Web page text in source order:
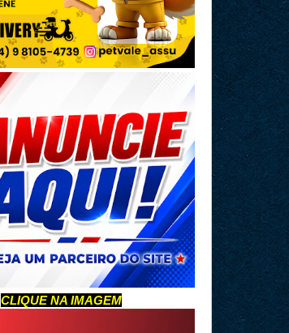
CLIQUE NA IMAGEM